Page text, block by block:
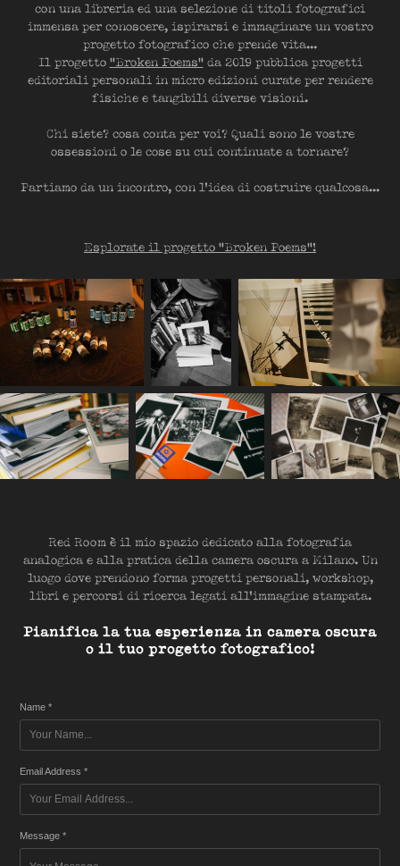
con una libreria ed una selezione di titoli fotografici
immensa per conoscere, ispirarsi e immaginare un vostro
progetto fotografico che prende vita...
Il progetto "Broken Poems"da 2019 pubblica progetti
editoriali personali in micro edizioni curate per rendere
fisiche e tangibili diverse visioni.
Chi siete? cosa conta per voi? Quali sono le vostre
ossessioni o le cose su cui continuate a tornare?
Partiamo da un incontro, con l'idea di costruire qualcosa...
Esplorate il progetto "Broken Poems"!
Red Room è il mio spazio dedicato alla fotografia
analogica e alla pratica della camera oscura a Milano. Un
luogo dove prendono forma progetti personali, workshop,
libri e percorsi di ricerca legati all'immagine stampata.
Pianifica la tua esperienza in camera oscura
o il tuo progetto fotografico!
Name *
Email Address *
Message *